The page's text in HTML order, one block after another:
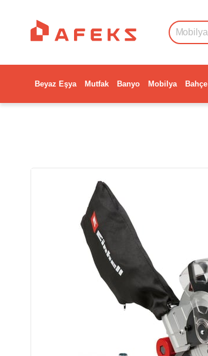
Beyaz Eşya Mutfak Banyo Mobilya Bahçe